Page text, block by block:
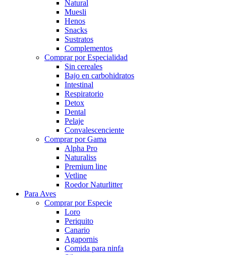
Natural
Muesli
Henos
Snacks
Sustratos
Complementos
Comprar por Especialidad
Sin cereales
Bajo en carbohidratos
Intestinal
Respiratorio
Detox
Dental
Pelaje
Convalescenciente
Comprar por Gama
Alpha Pro
Naturaliss
Premium line
Vetline
Roedor Naturlitter
Para Aves
Comprar por Especie
Loro
Periquito
Canario
Agapornis
Comida para ninfa